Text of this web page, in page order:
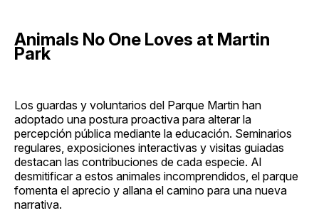
Animals No One Loves at Martin
Park
Los guardas y voluntarios del Parque Martin han
adoptado una postura proactiva para alterar la
percepción pública mediante la educación. Seminarios
regulares, exposiciones interactivas y visitas guiadas
destacan las contribuciones de cada especie. Al
desmitificar a estos animales incomprendidos, el parque
fomenta el aprecio y allana el camino para una nueva
narrativa.